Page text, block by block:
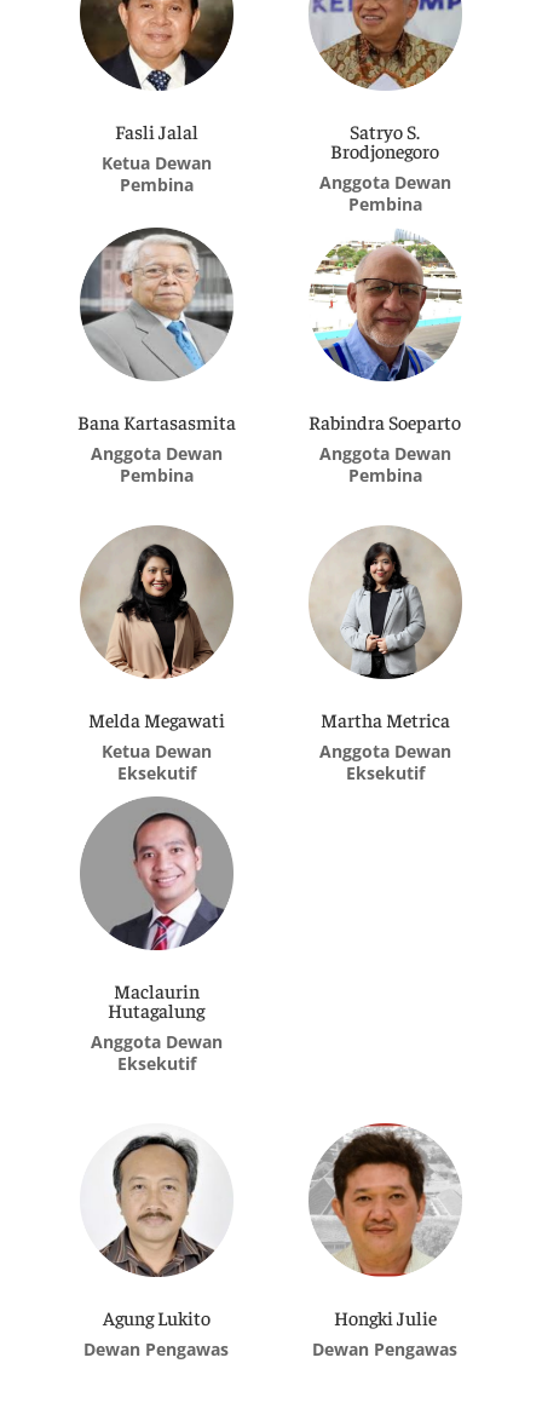
Fasli Jalal
Ketua Dewan
Pembina
Satryo S.
Brodjonegoro
Anggota Dewan
Pembina
Bana Kartasasmita
Anggota Dewan
Pembina
Rabindra Soeparto
Anggota Dewan
Pembina
Melda Megawati
Ketua Dewan
Eksekutif
Martha Metrica
Anggota Dewan
Eksekutif
Maclaurin
Hutagalung
Anggota Dewan
Eksekutif
Agung Lukito
Dewan Pengawas
Hongki Julie
Dewan Pengawas